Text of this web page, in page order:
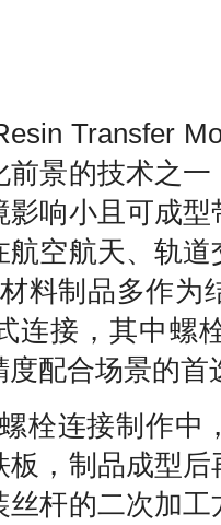
Transfer
景的技术之
影响小且可成
空航天、轨
料制品多作为
连接，其中螺
配合场景的首
栓连接制作中
，制品成型
丝杆的二次加